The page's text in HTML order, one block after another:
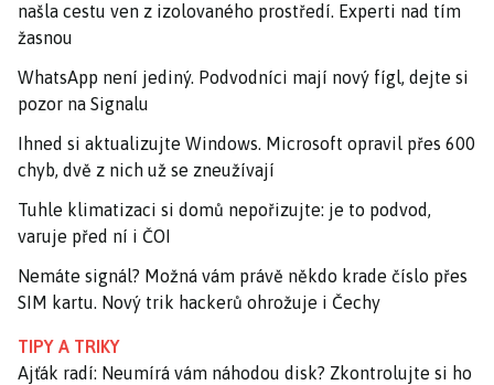
našla cestu ven z izolovaného prostředí. Experti nad tím
žasnou
WhatsApp není jediný. Podvodníci mají nový fígl, dejte si
pozor na Signalu
Ihned si aktualizujte Windows. Microsoft opravil přes 600
chyb, dvě z nich už se zneužívají
Tuhle klimatizaci si domů nepořizujte: je to podvod,
varuje před ní i ČOI
Nemáte signál? Možná vám právě někdo krade číslo přes
SIM kartu. Nový trik hackerů ohrožuje i Čechy
TIPY A TRIKY
Ajťák radí: Neumírá vám náhodou disk? Zkontrolujte si ho